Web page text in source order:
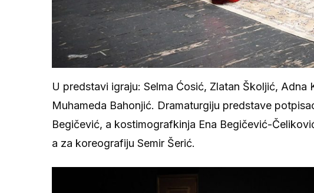
U predstavi igraju: Selma Ćosić, Zlatan Školjić, Adna
Muhameda Bahonjić. Dramaturgiju predstave
Begičević, a kostimografkinja Ena Begičević-
a za koreografiju Semir Šerić.